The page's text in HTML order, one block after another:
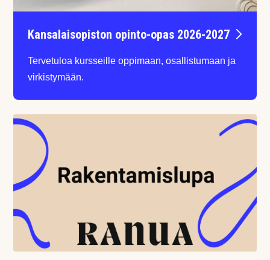
Kansalaisopiston opinto-opas 2026-2027
Tervetuloa kursseille oppimaan, osallistumaan ja
virkistymään.